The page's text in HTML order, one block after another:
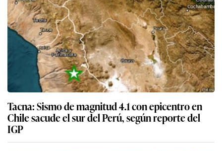
Tacna: Sismo de magnitud 4.1 con epicentro en
Chile sacude el sur del Perú, según reporte del
IGP